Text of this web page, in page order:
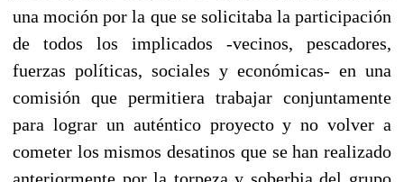
una moción por la que se solicitaba la participación
de todos los implicados -vecinos, pescadores,
fuerzas políticas, sociales y económicas- en una
comisión que permitiera trabajar conjuntamente
para lograr un auténtico proyecto y no volver a
cometer los mismos desatinos que se han realizado